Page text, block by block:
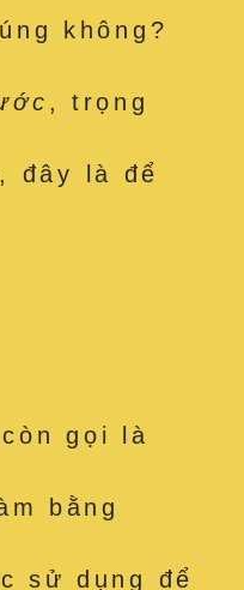
không?
, trọng
đây là để
gọi là
bằng
sử dụng để